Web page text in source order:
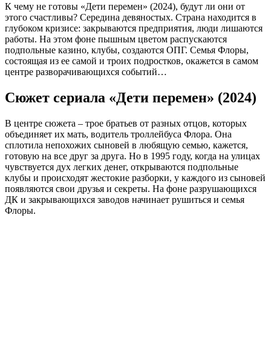
К чему не готовы «Дети перемен» (2024), будут ли они от
этого счастливы? Середина девяностых. Страна находится в
глубоком кризисе: закрываются предприятия, люди лишаются
работы. На этом фоне пышным цветом распускаются
подпольные казино, клубы, создаются ОПГ. Семья Флоры,
состоящая из ее самой и троих подростков, окажется в самом
центре разворачивающихся событий…
Сюжет сериала «Дети перемен» (2024)
В центре сюжета – трое братьев от разных отцов, которых
объединяет их мать, водитель троллейбуса Флора. Она
сплотила непохожих сыновей в любящую семью, кажется,
готовую на все друг за друга. Но в 1995 году, когда на улицах
чувствуется дух легких денег, открываются подпольные
клубы и происходят жестокие разборки, у каждого из сыновей
появляются свои друзья и секреты. На фоне разрушающихся
ДК и закрывающихся заводов начинает рушиться и семья
Флоры.